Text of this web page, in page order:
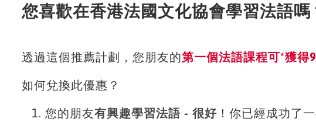
您喜歡在香港法國文化協會學習法語
透過這個推薦計劃，您朋友的第一個法語課程可*獲得
如何兌換此優惠？
您的朋友有興趣學習法語 - 很好 ！你已經成功了一